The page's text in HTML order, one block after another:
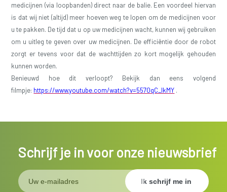
medicijnen (via loopbanden) direct naar de balie. Een voordeel hiervan
is dat wij niet (altijd) meer hoeven weg te lopen om de medicijnen voor
u te pakken. De tijd dat u op uw medicijnen wacht, kunnen wij gebruiken
om u uitleg te geven over uw medicijnen. De efficiëntie door de robot
zorgt er tevens voor dat de wachttijden zo kort mogelijk gehouden
kunnen worden.
Benieuwd hoe dit verloopt? Bekijk dan eens volgend
filmpje: https://www.youtube.com/watch?v=5570qC_IkMY .
Schrijf je in voor onze nieuwsbrief